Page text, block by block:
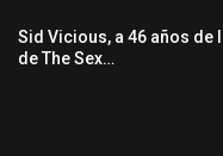
Sid Vicious, a 46 años de
de The Sex…